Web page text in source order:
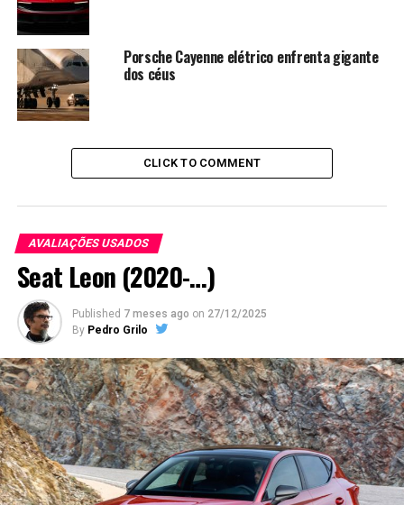
Porsche Cayenne elétrico enfrenta gigante
dos céus
CLICK TO COMMENT
AVALIAÇÕES USADOS
Seat Leon (2020-…)
Published 7 meses ago on 27/12/2025
By Pedro Grilo